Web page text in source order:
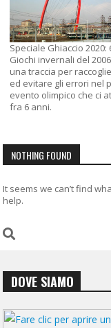
Speciale Ghiaccio 2020:
Giochi invernali del
una traccia per
ed evitare gli errori nel
evento olimpico che ci
fra 6 anni.
NOTHING FOUND
It seems we can’t find
help.
DOVE SIAMO